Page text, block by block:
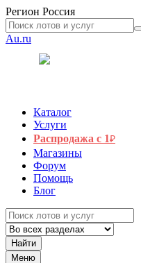
Регион Россия
Au.ru
Каталог
Услуги
Распродажа с 1₽
Магазины
Форум
Помощь
Блог
Найти
Меню